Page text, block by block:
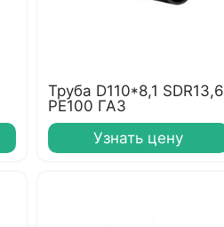
Труба D110*8,1 SDR13,6
PE100 ГАЗ
Узнать цену